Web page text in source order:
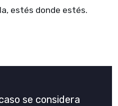
estés donde estés.
se considera